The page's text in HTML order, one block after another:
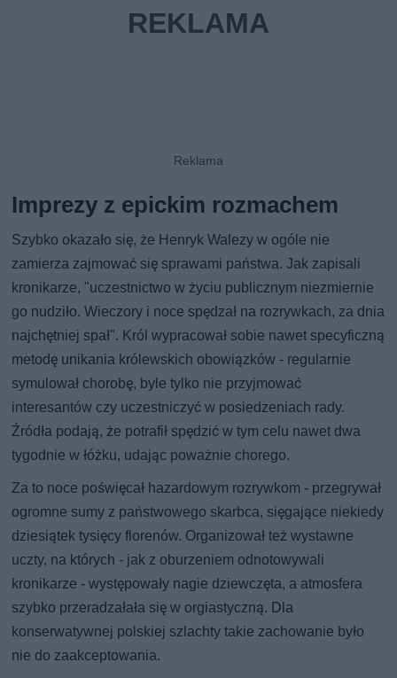
Imprezy z epickim rozmachem
Szybko okazało się, że Henryk Walezy w ogóle nie
zamierza zajmować się sprawami państwa. Jak zapisali
kronikarze, "uczestnictwo w życiu publicznym niezmiernie
go nudziło. Wieczory i noce spędzał na rozrywkach, za dnia
najchętniej spał". Król wypracował sobie nawet specyficzną
metodę unikania królewskich obowiązków - regularnie
symulował chorobę, byle tylko nie przyjmować
interesantów czy uczestniczyć w posiedzeniach rady.
Źródła podają, że potrafił spędzić w tym celu nawet dwa
tygodnie w łóżku, udając poważnie chorego.
Za to noce poświęcał hazardowym rozrywkom - przegrywał
ogromne sumy z państwowego skarbca, sięgające niekiedy
dziesiątek tysięcy florenów. Organizował też wystawne
uczty, na których - jak z oburzeniem odnotowywali
kronikarze - występowały nagie dziewczęta, a atmosfera
szybko przeradzałała się w orgiastyczną. Dla
konserwatywnej polskiej szlachty takie zachowanie było
nie do zaakceptowania.